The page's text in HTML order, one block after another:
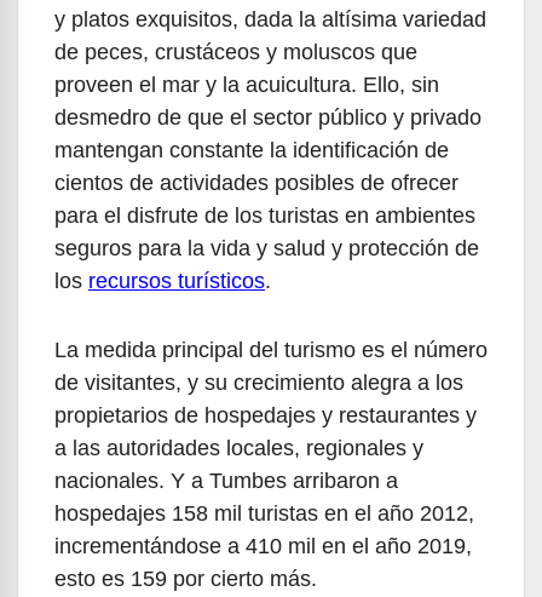
y platos exquisitos, dada la altísima variedad
de peces, crustáceos y moluscos que
proveen el mar y la acuicultura. Ello, sin
desmedro de que el sector público y privado
mantengan constante la identificación de
cientos de actividades posibles de ofrecer
para el disfrute de los turistas en ambientes
seguros para la vida y salud y protección de
los recursos turísticos.
La medida principal del turismo es el número
de visitantes, y su crecimiento alegra a los
propietarios de hospedajes y restaurantes y
a las autoridades locales, regionales y
nacionales. Y a Tumbes arribaron a
hospedajes 158 mil turistas en el año 2012,
incrementándose a 410 mil en el año 2019,
esto es 159 por cierto más.